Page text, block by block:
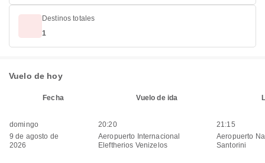
Destinos totales
1
Vuelo de hoy
Fecha Vuelo de ida
domingo
9 de agosto de
2026
20:20
Aeropuerto Internacional
Eleftherios Venizelos
21:15
Aeropuerto
Santorini